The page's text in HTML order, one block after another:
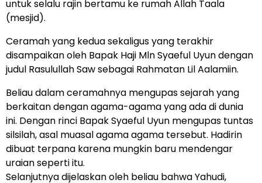
untuk selalu rajin bertamu ke rumah Allah Taala
(mesjid).
Ceramah yang kedua sekaligus yang terakhir
disampaikan oleh Bapak Haji Mln Syaeful Uyun dengan
judul Rasulullah Saw sebagai Rahmatan Lil Aalamiin.
Beliau dalam ceramahnya mengupas sejarah yang
berkaitan dengan agama-agama yang ada di dunia
ini. Dengan rinci Bapak Syaeful Uyun mengupas tuntas
silsilah, asal muasal agama agama tersebut. Hadirin
dibuat terpana karena mungkin baru mendengar
uraian seperti itu.
Selanjutnya dijelaskan oleh beliau bahwa Yahudi,